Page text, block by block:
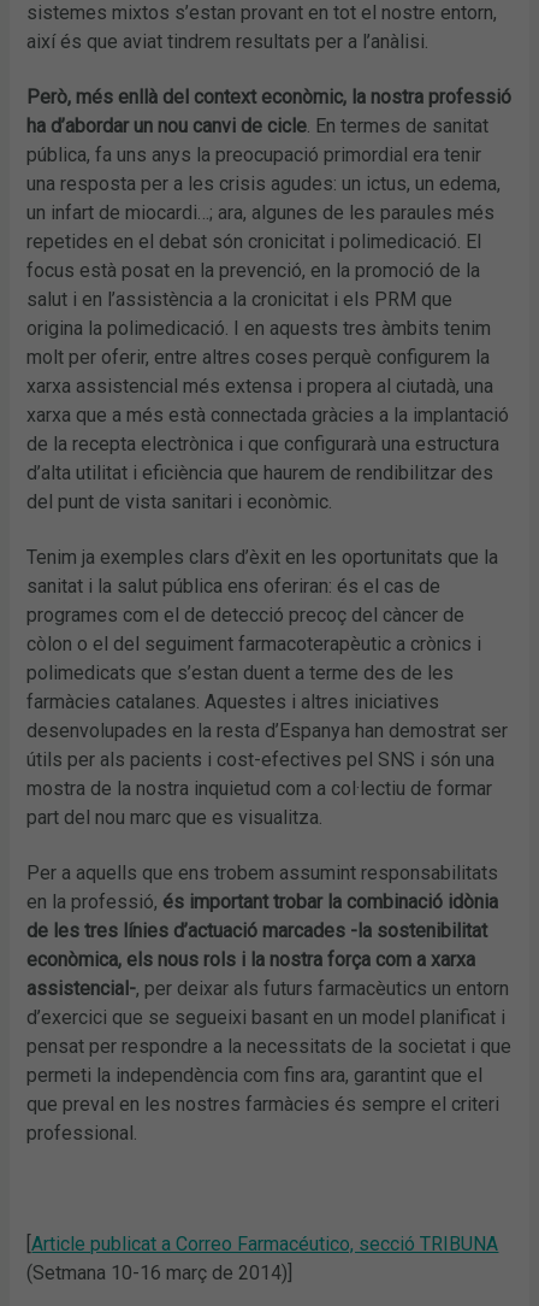
sistemes mixtos s’estan provant en tot el nostre entorn,
així és que aviat tindrem resultats per a l’anàlisi.
Però, més enllà del context econòmic, la nostra professió
ha d’abordar un nou canvi de cicle. En termes de sanitat
pública, fa uns anys la preocupació primordial era tenir
una resposta per a les crisis agudes: un ictus, un edema,
un infart de miocardi…; ara, algunes de les paraules més
repetides en el debat són cronicitat i polimedicació. El
focus està posat en la prevenció, en la promoció de la
salut i en l’assistència a la cronicitat i els PRM que
origina la polimedicació. I en aquests tres àmbits tenim
molt per oferir, entre altres coses perquè configurem la
xarxa assistencial més extensa i propera al ciutadà, una
xarxa que a més està connectada gràcies a la implantació
de la recepta electrònica i que configurarà una estructura
d’alta utilitat i eficiència que haurem de rendibilitzar des
del punt de vista sanitari i econòmic.
Tenim ja exemples clars d’èxit en les oportunitats que la
sanitat i la salut pública ens oferiran: és el cas de
programes com el de detecció precoç del càncer de
còlon o el del seguiment farmacoterapèutic a crònics i
polimedicats que s’estan duent a terme des de les
farmàcies catalanes. Aquestes i altres iniciatives
desenvolupades en la resta d’Espanya han demostrat ser
útils per als pacients i cost-efectives pel SNS i són una
mostra de la nostra inquietud com a col·lectiu de formar
part del nou marc que es visualitza.
Per a aquells que ens trobem assumint responsabilitats
en la professió, és important trobar la combinació idònia
de les tres línies d’actuació marcades -la sostenibilitat
econòmica, els nous rols i la nostra força com a xarxa
assistencial-, per deixar als futurs farmacèutics un entorn
d’exercici que se segueixi basant en un model planificat i
pensat per respondre a la necessitats de la societat i que
permeti la independència com fins ara, garantint que el
que preval en les nostres farmàcies és sempre el criteri
professional.
[Article publicat a Correo Farmacéutico, secció TRIBUNA
(Setmana 10-16 març de 2014)]